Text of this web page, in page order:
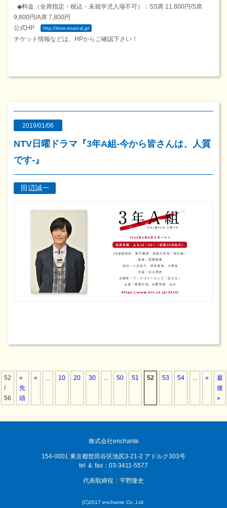
◆料金（全席指定・税込・未就学児入場不可）：SS席 11,800円/S席
9,800円/A席 7,800円
公式HP
http://ilove-musical.jp/
チケット情報などは、HPからご確認下さい！
2019/01/06
NTV日曜ドラマ『3年A組-今から皆さんは、人質
です-』
田辺誠一
52
/
56
«
先
頭
« ... 10 20 30 ... 50 51 52 53 54 ... »
最
後
»
株式会社enchante
154-0001 東京都世田谷区池尻3-21-2 アドルク303号
tel ＆ fax：03-3411-5577
代表取締役：宇野隆史
(C)2017 enchante Co.,Ltd.